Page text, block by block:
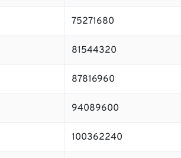
75271680
81544320
87816960
94089600
100362240